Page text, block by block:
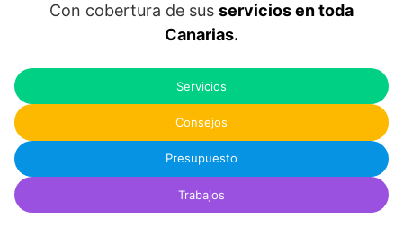
Con cobertura de sus servicios en toda
Canarias.
Servicios
Consejos
Presupuesto
Trabajos